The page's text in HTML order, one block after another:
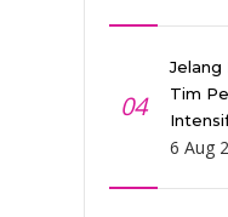
04
Jelang
Tim
6 Aug